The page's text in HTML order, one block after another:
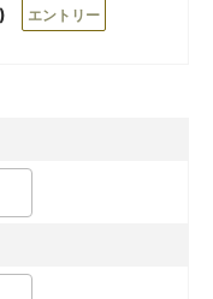
エントリー